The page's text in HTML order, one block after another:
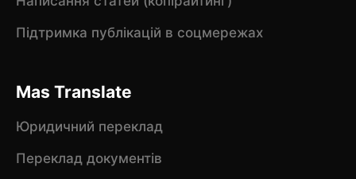
Підтримка публікацій в соцмережах
Mas Translate
Юридичний переклад
Переклад документів